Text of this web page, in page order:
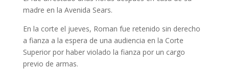
madre en la Avenida Sears.
En la corte el jueves, Roman fue retenido sin derecho
a fianza a la espera de una audiencia en la Corte
Superior por haber violado la fianza por un cargo
previo de armas.